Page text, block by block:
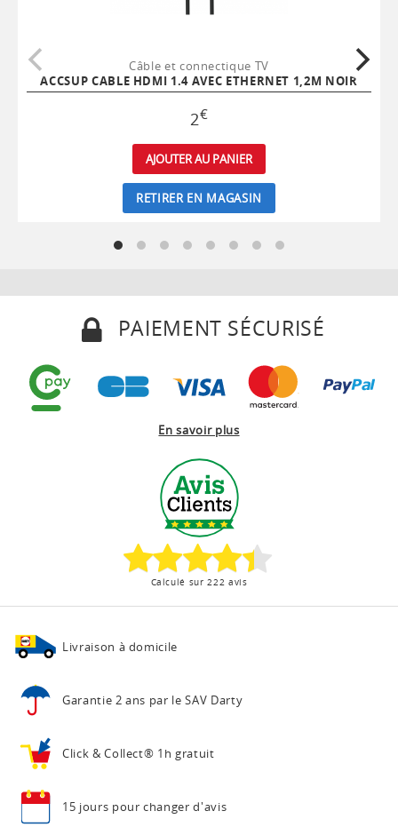
Câble et connectique TV
ACCSUP CABLE HDMI 1.4 AVEC ETHERNET 1,2M NOIR
2€
AJOUTER AU PANIER
RETIRER EN MAGASIN
PAIEMENT SÉCURISÉ
En savoir plus
Calculé sur 222 avis
Livraison à domicile
Garantie 2 ans par le SAV Darty
Click & Collect® 1h gratuit
15 jours pour changer d'avis